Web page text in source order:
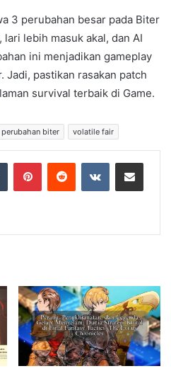
3 perubahan besar pada Biter
lebih masuk akal, dan AI
ini menjadikan gameplay
Jadi, pastikan rasakan patch
survival terbaik di Game.
perubahan biter volatile fair